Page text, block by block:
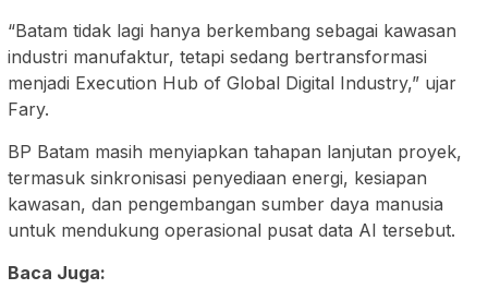
“Batam tidak lagi hanya berkembang sebagai kawasan
industri manufaktur, tetapi sedang bertransformasi
menjadi Execution Hub of Global Digital Industry,” ujar
Fary.
BP Batam masih menyiapkan tahapan lanjutan proyek,
termasuk sinkronisasi penyediaan energi, kesiapan
kawasan, dan pengembangan sumber daya manusia
untuk mendukung operasional pusat data AI tersebut.
Baca Juga: